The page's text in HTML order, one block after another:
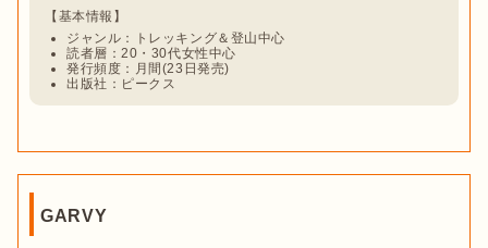
ジャンル：トレッキング＆登山中心
読者層：20・30代女性中心
発行頻度：月間(23日発売)
出版社：ピークス
GARVY